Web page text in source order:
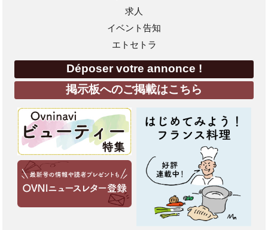
求人
イベント告知
エトセトラ
Déposer votre annonce !
掲示板へのご掲載はこちら